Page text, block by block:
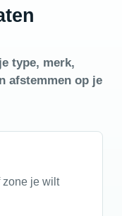
type, merk,
afstemmen op je
zone je wilt